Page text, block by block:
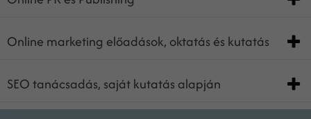
Online marketing előadások, oktatás és kutatás
SEO tanácsadás, saját kutatás alapján